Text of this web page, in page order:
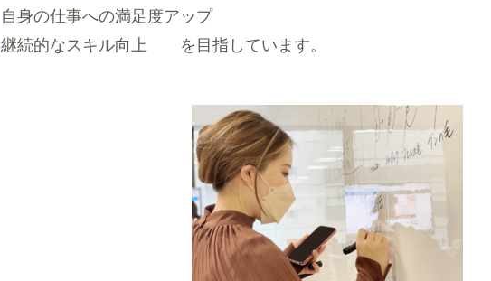
自身の仕事への満足度アップ
継続的なスキル向上 を目指しています。